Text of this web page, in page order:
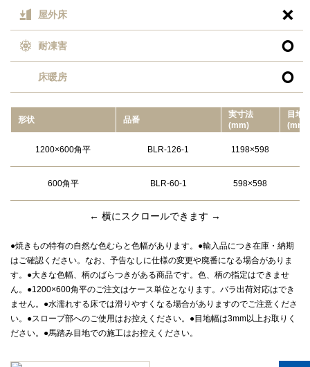
屋外床 
耐凍害 
床暖房 
形状 品番
実⼨法
(mm)
目地
(mm)
1200×600角平 BLR-126-1 1198×598
600角平 BLR-60-1 598×598
← 横にスクロールできます →
●焼きもの特有の自然な色むらと色幅があります。●輸入品につき在庫・納期
はご確認ください。なお、予告なしに仕様の変更や廃番になる場合がありま
す。●大きな色幅、柄のばらつきがある商品です。色、柄の指定はできませ
ん。●1200×600角平のご注文はケース単位となります。バラ出荷対応はでき
ません。●水濡れする床では滑りやすくなる場合がありますのでご注意くださ
い。●スロープ部へのご使用はお控えください。●目地幅は3mm以上お取りく
ださい。●馬踏み目地での施工はお控えください。